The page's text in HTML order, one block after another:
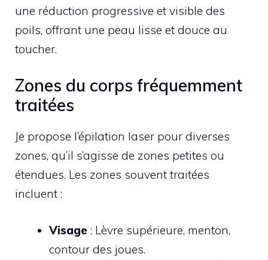
une réduction progressive et visible des
poils, offrant une peau lisse et douce au
toucher.
Zones du corps fréquemment
traitées
Je propose l’épilation laser pour diverses
zones, qu’il s’agisse de zones petites ou
étendues. Les zones souvent traitées
incluent :
Visage : Lèvre supérieure, menton,
contour des joues.